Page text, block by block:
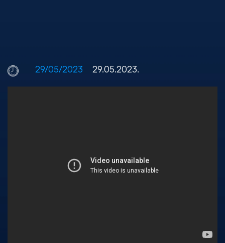
29/05/2023 29.05.2023.